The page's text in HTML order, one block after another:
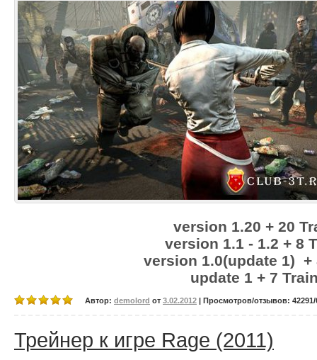
version 1.20 + 20
version 1.1 - 1.2 + 8
version 1.0(update 1) +
update 1 + 7
Автор: demolord от 3.02.2012 | Просмотров/отзывов: 42291/
Трейнер к игре Rage (2011)